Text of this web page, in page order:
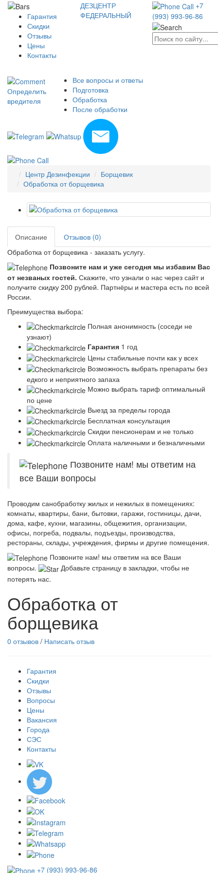
Гарантия
Скидки
Отзывы
Цены
Контакты
ДЕЗЦЕНТР
ФЕДЕРАЛЬНЫЙ
+7
(993) 993-96-86
Определить
вредителя
Все вопросы и ответы
Подготовка
Обработка
После обработки
Центр Дезинфекции
Борщевик
Обработка от борщевика
Описание
Отзывов (0)
Обработка от борщевика - заказать услугу.
Позвоните нам и уже сегодня мы избавим Вас
от незваных гостей. Скажите, что узнали о нас через сайт и
получите скидку 200 рублей. Партнёры и мастера есть по всей
России.
Преимущества выбора:
Полная анонимность (соседи не
узнают)
Гарантия 1 год
Цены стабильные почти как у всех
Возможность выбрать препараты без
едкого и неприятного запаха
Можно выбрать тариф оптимальный
по цене
Выезд за пределы города
Бесплатная консультация
Скидки пенсионерам и не только
Оплата наличными и безналичными
Позвоните нам! мы ответим на
все Ваши вопросы
Проводим санобработку жилых и нежилых в помещениях:
комнаты, квартиры, бани, бытовки, гаражи, гостиницы, дачи,
дома, кафе, кухни, магазины, общежития, организации,
офисы, погреба, подвалы, подъезды, производства,
рестораны, склады, учреждения, фирмы и другие помещения.
Позвоните нам! мы ответим на все Ваши
вопросы.
Добавьте страницу в закладки, чтобы не
потерять нас.
Обработка от
борщевика
0 отзывов / Написать отзыв
Гарантия
Скидки
Отзывы
Вопросы
Цены
Вакансия
Города
СЭС
Контакты
+7 (993) 993-96-86